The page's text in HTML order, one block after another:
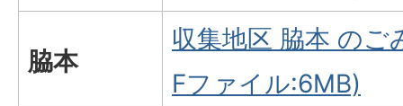
脇本
収集地区 脇本 のご
Fファイル:6MB)